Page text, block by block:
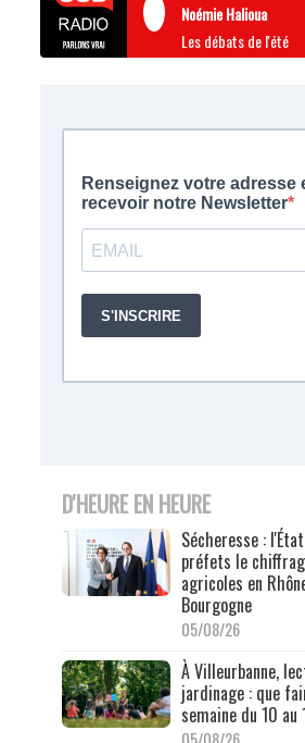
Noémie Halioua
Les débats de l'été
D'HEURE EN HEURE
Sécheresse :
préfets le
agricoles en
Bourgogne
05/08/26
À Villeurbanne,
jardinage : que
semaine du 10 au